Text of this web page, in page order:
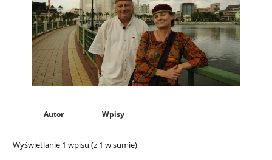
Autor Wpisy
Wyświetlanie 1 wpisu (z 1 w sumie)